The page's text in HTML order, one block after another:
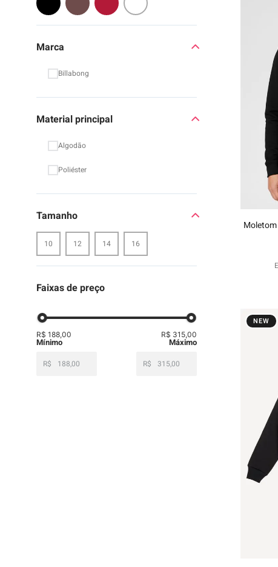
Marca
Billabong
Material principal
Algodão
Poliéster
Tamanho
10 12 14 16
Faixas de preço
R$ R$
R$ 188,00 R$ 315,00
NEW